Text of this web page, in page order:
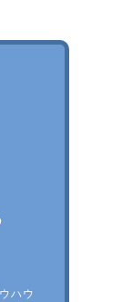
ハウ